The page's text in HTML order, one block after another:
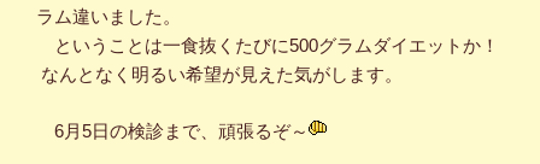
ラム違いました。
ということは一食抜くたびに500グラムダイエットか！
なんとなく明るい希望が見えた気がします。
6月5日の検診まで、頑張るぞ～